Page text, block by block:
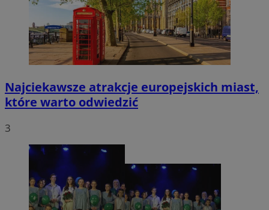
Najciekawsze atrakcje europejskich miast,
które warto odwiedzić
3